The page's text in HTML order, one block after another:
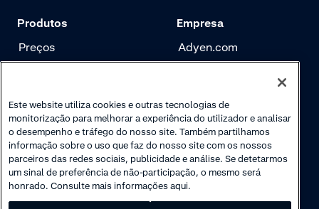
Produtos
Preços
Gerenciamento de
risco
Autenticação
Empresa
Adyen.com
Newsletter
Carreira
Este website utiliza cookies e outras tecnologias de
monitorização para melhorar a experiência do utilizador e analisar
o desempenho e tráfego do nosso site. Também partilhamos
informação sobre o uso que faz do nosso site com os nossos
parceiros das redes sociais, publicidade e análise. Se detetarmos
um sinal de preferência de não-participação, o mesmo será
honrado. Consulte mais informações aqui.